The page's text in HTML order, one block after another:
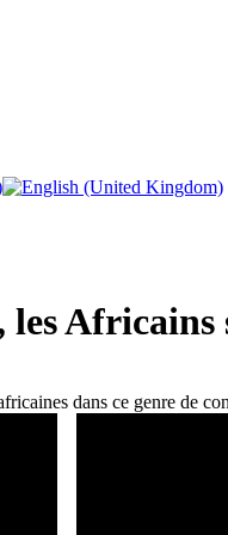
dans ce genre de